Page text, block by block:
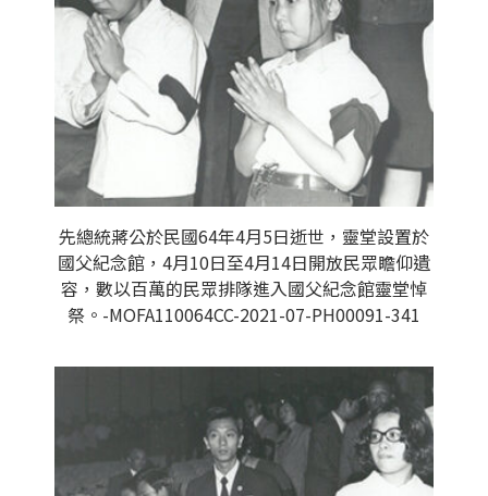
先總統蔣公於民國64年4月5日逝世，靈堂設置於
國父紀念館，4月10日至4月14日開放民眾瞻仰遺
容，數以百萬的民眾排隊進入國父紀念館靈堂悼
祭。-MOFA110064CC-2021-07-PH00091-341